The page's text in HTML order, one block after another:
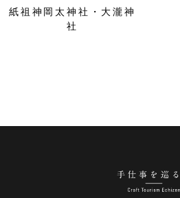
紙祖神岡太神社・大瀧神
社